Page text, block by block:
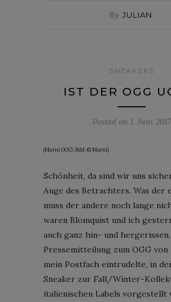
By JULIAN
SNEAKERS
IST DER OGG
Posted on 1. Juni 2017
(Marni OGG; Bild: © Marni)
Schönheit, da sind wir uns
Auge des Betrachters. Was der
muss der andere noch lange
waren Blomquist und ich
auch ganz hin- und
Pressemitteilung zum OGG von
mein Postfach eintrudelte, in
Sneaker zur Fall/Winter-
italienischen Labels vorgestellt